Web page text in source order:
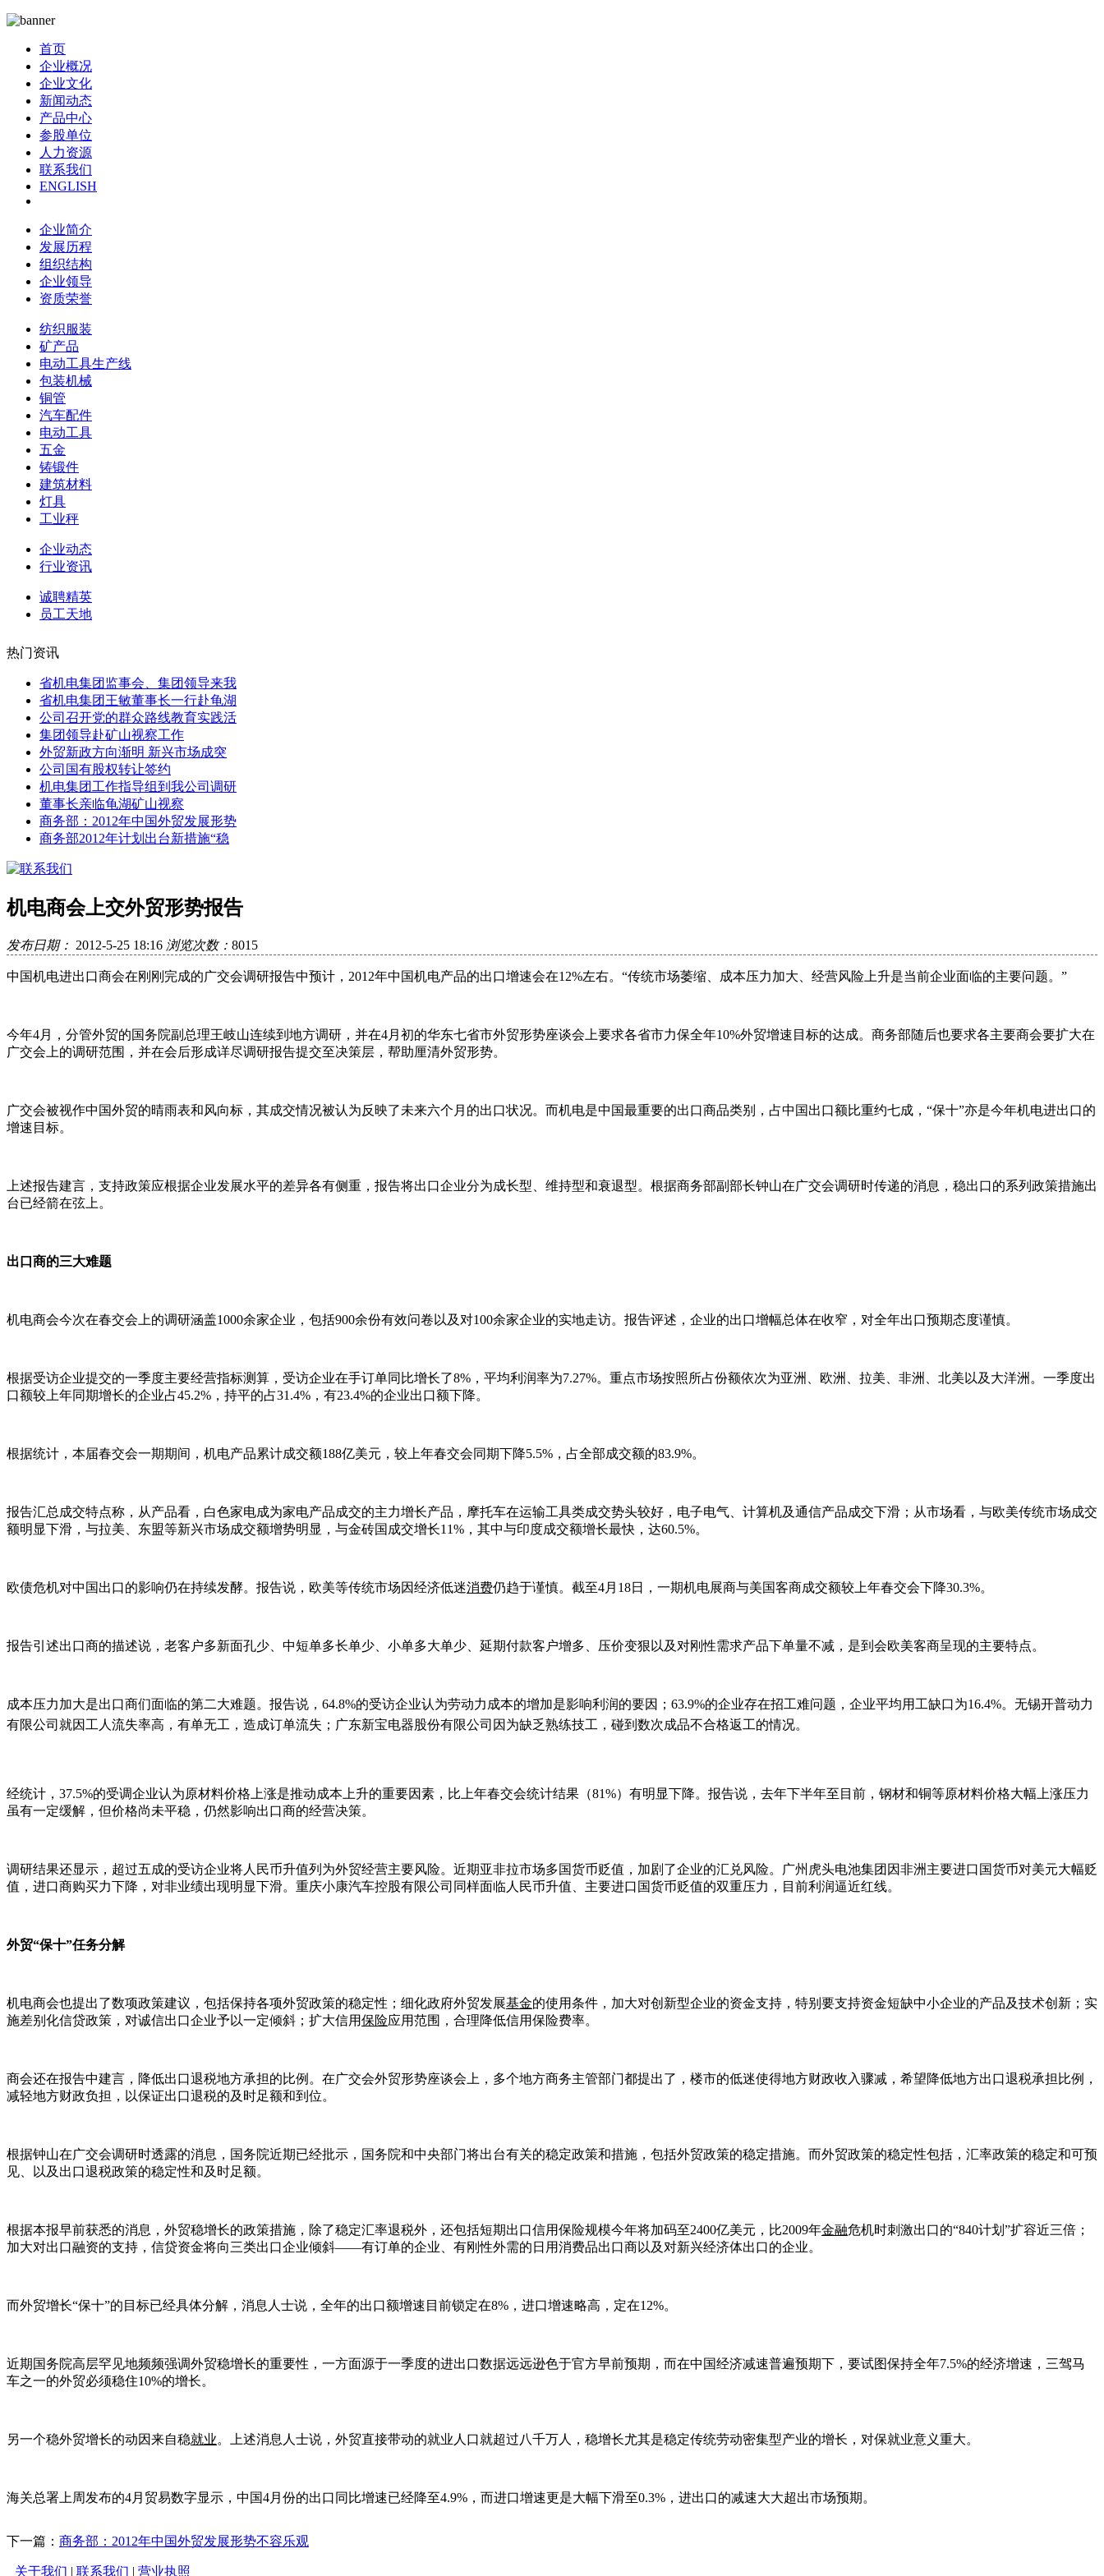
首页
企业概况
企业文化
新闻动态
产品中心
参股单位
人力资源
联系我们
ENGLISH
企业简介
发展历程
组织结构
企业领导
资质荣誉
纺织服装
矿产品
电动工具生产线
包装机械
铜管
汽车配件
电动工具
五金
铸锻件
建筑材料
灯具
工业秤
企业动态
行业资讯
诚聘精英
员工天地
热门资讯
省机电集团监事会、集团领导来我
省机电集团王敏董事长一行赴龟湖
公司召开党的群众路线教育实践活
集团领导赴矿山视察工作
外贸新政方向渐明 新兴市场成突
公司国有股权转让签约
机电集团工作指导组到我公司调研
董事长亲临龟湖矿山视察
商务部：2012年中国外贸发展形势
商务部2012年计划出台新措施“稳
机电商会上交外贸形势报告
发布日期： 2012-5-25 18:16 浏览次数： 8015
中国机电进出口商会在刚刚完成的广交会调研报告中预计，2012年中国机电产品的出口增速会在12%左右。“传统市场萎缩、成本压力加大、经营风险上升是当前企业面临的主要问题。”
今年4月，分管外贸的国务院副总理王岐山连续到地方调研，并在4月初的华东七省市外贸形势座谈会上要求各省市力保全年10%外贸增速目标的达成。商务部随后也要求各主要商会要扩大在
广交会上的调研范围，并在会后形成详尽调研报告提交至决策层，帮助厘清外贸形势。
广交会被视作中国外贸的晴雨表和风向标，其成交情况被认为反映了未来六个月的出口状况。而机电是中国最重要的出口商品类别，占中国出口额比重约七成，“保十”亦是今年机电进出口的
增速目标。
上述报告建言，支持政策应根据企业发展水平的差异各有侧重，报告将出口企业分为成长型、维持型和衰退型。根据商务部副部长钟山在广交会调研时传递的消息，稳出口的系列政策措施出
台已经箭在弦上。
出口商的三大难题
机电商会今次在春交会上的调研涵盖1000余家企业，包括900余份有效问卷以及对100余家企业的实地走访。报告评述，企业的出口增幅总体在收窄，对全年出口预期态度谨慎。
根据受访企业提交的一季度主要经营指标测算，受访企业在手订单同比增长了8%，平均利润率为7.27%。重点市场按照所占份额依次为亚洲、欧洲、拉美、非洲、北美以及大洋洲。一季度出
口额较上年同期增长的企业占45.2%，持平的占31.4%，有23.4%的企业出口额下降。
根据统计，本届春交会一期期间，机电产品累计成交额188亿美元，较上年春交会同期下降5.5%，占全部成交额的83.9%。
报告汇总成交特点称，从产品看，白色家电成为家电产品成交的主力增长产品，摩托车在运输工具类成交势头较好，电子电气、计算机及通信产品成交下滑；从市场看，与欧美传统市场成交
额明显下滑，与拉美、东盟等新兴市场成交额增势明显，与金砖国成交增长11%，其中与印度成交额增长最快，达60.5%。
欧债危机对中国出口的影响仍在持续发酵。报告说，欧美等传统市场因经济低迷消费仍趋于谨慎。截至4月18日，一期机电展商与美国客商成交额较上年春交会下降30.3%。
报告引述出口商的描述说，老客户多新面孔少、中短单多长单少、小单多大单少、延期付款客户增多、压价变狠以及对刚性需求产品下单量不减，是到会欧美客商呈现的主要特点。
成本压力加大是出口商们面临的第二大难题。报告说，64.8%的受访企业认为劳动力成本的增加是影响利润的要因；63.9%的企业存在招工难问题，企业平均用工缺口为16.4%。无锡开普动力
有限公司就因工人流失率高，有单无工，造成订单流失；广东新宝电器股份有限公司因为缺乏熟练技工，碰到数次成品不合格返工的情况。
经统计，37.5%的受调企业认为原材料价格上涨是推动成本上升的重要因素，比上年春交会统计结果（81%）有明显下降。报告说，去年下半年至目前，钢材和铜等原材料价格大幅上涨压力
虽有一定缓解，但价格尚未平稳，仍然影响出口商的经营决策。
调研结果还显示，超过五成的受访企业将人民币升值列为外贸经营主要风险。近期亚非拉市场多国货币贬值，加剧了企业的汇兑风险。广州虎头电池集团因非洲主要进口国货币对美元大幅贬
值，进口商购买力下降，对非业绩出现明显下滑。重庆小康汽车控股有限公司同样面临人民币升值、主要进口国货币贬值的双重压力，目前利润逼近红线。
外贸“保十”任务分解
机电商会也提出了数项政策建议，包括保持各项外贸政策的稳定性；细化政府外贸发展基金的使用条件，加大对创新型企业的资金支持，特别要支持资金短缺中小企业的产品及技术创新；实
施差别化信贷政策，对诚信出口企业予以一定倾斜；扩大信用保险应用范围，合理降低信用保险费率。
商会还在报告中建言，降低出口退税地方承担的比例。在广交会外贸形势座谈会上，多个地方商务主管部门都提出了，楼市的低迷使得地方财政收入骤减，希望降低地方出口退税承担比例，
减轻地方财政负担，以保证出口退税的及时足额和到位。
根据钟山在广交会调研时透露的消息，国务院近期已经批示，国务院和中央部门将出台有关的稳定政策和措施，包括外贸政策的稳定措施。而外贸政策的稳定性包括，汇率政策的稳定和可预
见、以及出口退税政策的稳定性和及时足额。
根据本报早前获悉的消息，外贸稳增长的政策措施，除了稳定汇率退税外，还包括短期出口信用保险规模今年将加码至2400亿美元，比2009年金融危机时刺激出口的“840计划”扩容近三倍；
加大对出口融资的支持，信贷资金将向三类出口企业倾斜——有订单的企业、有刚性外需的日用消费品出口商以及对新兴经济体出口的企业。
而外贸增长“保十”的目标已经具体分解，消息人士说，全年的出口额增速目前锁定在8%，进口增速略高，定在12%。
近期国务院高层罕见地频频强调外贸稳增长的重要性，一方面源于一季度的进出口数据远远逊色于官方早前预期，而在中国经济减速普遍预期下，要试图保持全年7.5%的经济增速，三驾马
车之一的外贸必须稳住10%的增长。
另一个稳外贸增长的动因来自稳就业。上述消息人士说，外贸直接带动的就业人口就超过八千万人，稳增长尤其是稳定传统劳动密集型产业的增长，对保就业意义重大。
海关总署上周发布的4月贸易数字显示，中国4月份的出口同比增速已经降至4.9%，而进口增速更是大幅下滑至0.3%，进出口的减速大大超出市场预期。
下一篇： 商务部：2012年中国外贸发展形势不容乐观
关于我们 | 联系我们 | 营业执照